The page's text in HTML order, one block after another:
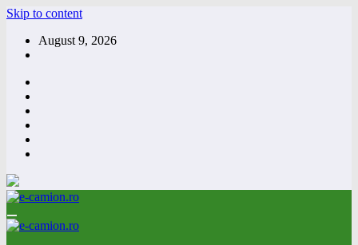
Skip to content
August 9, 2026